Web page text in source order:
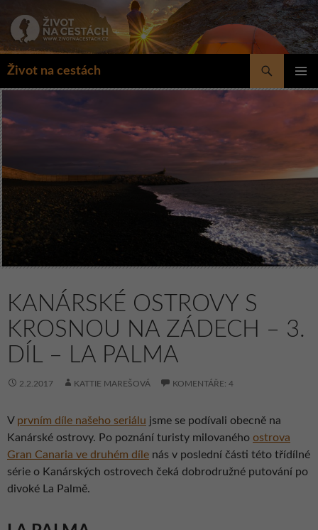
obsahu
Život na cestách
Hledat
KANÁRSKÉ OSTROVY S
KROSNOU NA ZÁDECH – 3.
DÍL – LA PALMA
2.2.2017 KATTIE MAREŠOVÁ KOMENTÁŘE: 4
V prvním díle našeho seriálu jsme se podívali obecně na
Kanárské ostrovy. Po poznání turisty milovaného ostrova
Gran Canaria ve druhém díle nás v poslední části této třídílné
série o Kanárských ostrovech čeká dobrodružné putování po
divoké La Palmě.